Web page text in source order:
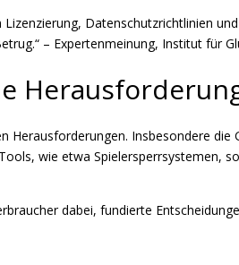
Datenschutzrichtlinien
– Expertenmeinung, Institut für
Insbesondere
wie etwa Spielersperrsystemen,
dabei, fundierte